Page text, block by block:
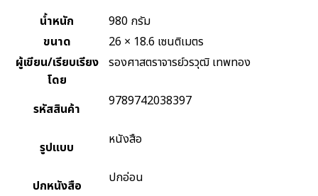
น้ำหนัก
980 กรัม
ขนาด
26 × 18.6 เซนติเมตร
ผู้เขียน/เรียบเรียง
โดย
รองศาสตราจารย์วรวุฒิ เทพทอง
รหัสสินค้า 9789742038397
รูปแบบ หนังสือ
ปกหนังสือ ปกอ่อน